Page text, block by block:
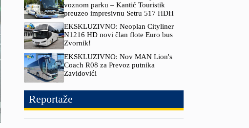
voznom parku – Kantić Touristik
preuzeo impresivnu Setru 517 HDH
EKSKLUZIVNO: Neoplan Cityliner
N1216 HD novi član flote Euro bus
Zvornik!
EKSKLUZIVNO: Nov MAN Lion's
Coach R08 za Prevoz putnika
Zavidovići
Reportaže